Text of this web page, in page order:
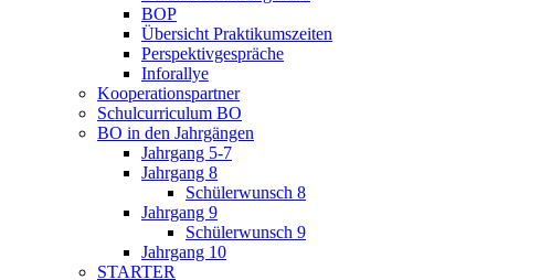
BOP
Übersicht Praktikumszeiten
Perspektivgespräche
Inforallye
Kooperationspartner
Schulcurriculum BO
BO in den Jahrgängen
Jahrgang 5-7
Jahrgang 8
Schülerwunsch 8
Jahrgang 9
Schülerwunsch 9
Jahrgang 10
STARTER